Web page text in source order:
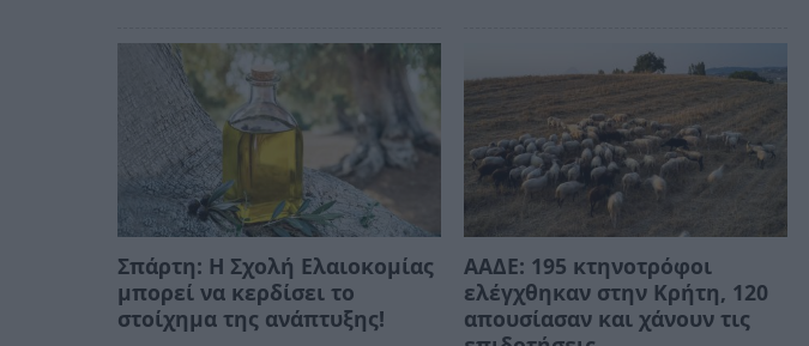
Σπάρτη: Η Σχολή Ελαιοκομίας
μπορεί να κερδίσει το
στοίχημα της ανάπτυξης!
ΑΑΔΕ: 195 κτηνοτρόφοι
ελέγχθηκαν στην Κρήτη, 120
απουσίασαν και χάνουν τις